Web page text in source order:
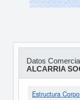
Datos
ALCARRIA
Estructura